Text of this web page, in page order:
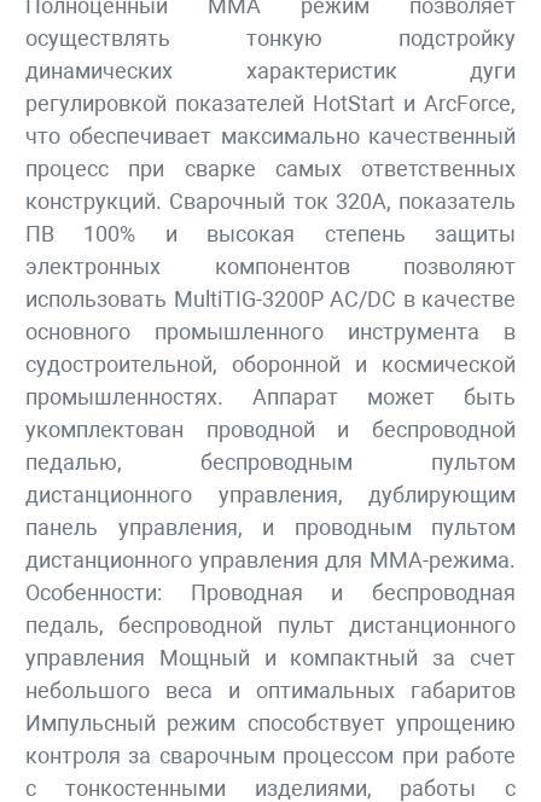
Полноценный ММА режим позволяет
осуществлять тонкую подстройку
динамических характеристик дуги
регулировкой показа­телей HotStart и ArcForce,
что обеспечивает максимально качественный
процесс при сварке самых ответст­венных
конструкций. Сварочный ток 320А, показатель
ПВ 100% и высокая степень защиты
электронных компонентов позволяют
использовать MultiTIG-3200P AC/DC в качестве
основного промышленного инстру­мента в
судостроительной, оборонной и космической
промышленностях. Аппарат может быть
укомплектован проводной и беспроводной
педалью, беспроводным пультом
дистанционного управления, дублирующим
панель управления, и проводным пультом
дистанционного управления для ММА-режима.
Особенности: Проводная и беспроводная
педаль, беспроводной пульт дистанционного
управления Мощный и компактный за счет
небольшого веса и оптимальных габаритов
Импульсный режим способствует упрощению
контроля за сварочным процессом при работе
с тонкостенными изделиями, работы с